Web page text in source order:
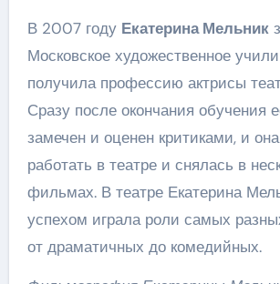
В 2007 году Екатерина Мельник
Московское художественное
получила профессию актрисы
Сразу после окончания обучения
замечен и оценен критиками, и
работать в театре и снялась в
фильмах. В театре Екатерина
успехом играла роли самых
от драматичных до комедийных.